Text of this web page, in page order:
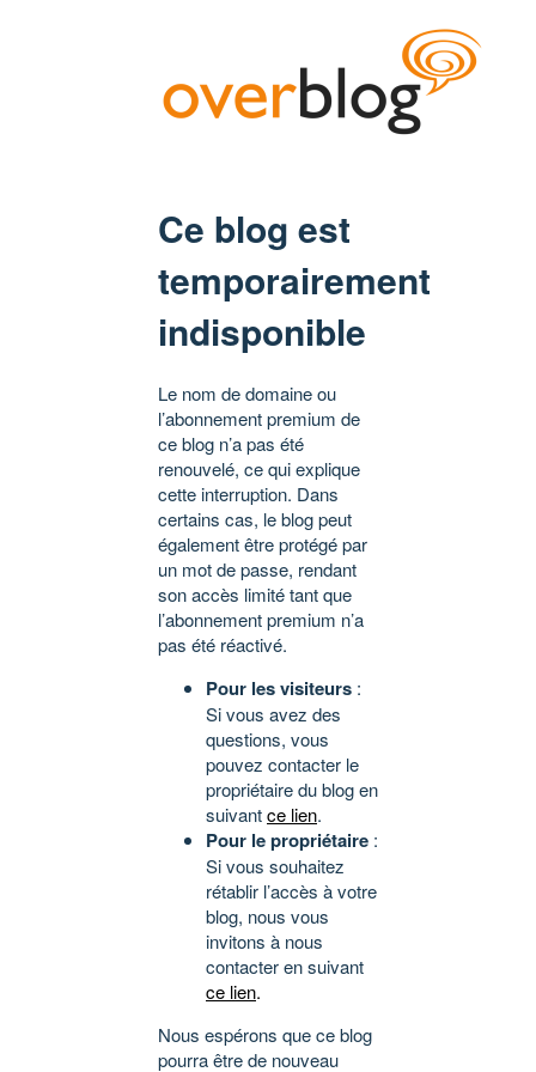
Ce blog est
temporairement
indisponible
Le nom de domaine ou
l’abonnement premium de
ce blog n’a pas été
renouvelé, ce qui explique
cette interruption. Dans
certains cas, le blog peut
également être protégé par
un mot de passe, rendant
son accès limité tant que
l’abonnement premium n’a
pas été réactivé.
Pour les visiteurs :
Si vous avez des
questions, vous
pouvez contacter le
propriétaire du blog en
suivantce lien.
Pour le propriétaire :
Si vous souhaitez
rétablir l’accès à votre
blog, nous vous
invitons à nous
contacter en suivant
ce lien.
Nous espérons que ce blog
pourra être de nouveau